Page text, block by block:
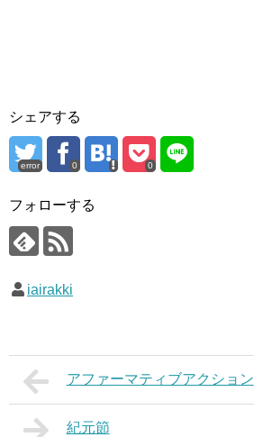
シェアする
error 0 0
フォローする
iairakki
アファーマティブアクション
紀元節